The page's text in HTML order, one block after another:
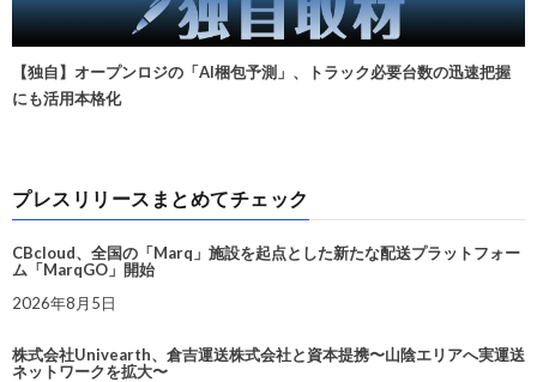
【独自】オープンロジの「AI梱包予測」、トラック必要台数の迅速把握
にも活用本格化
プレスリリースまとめてチェック
CBcloud、全国の「Marq」施設を起点とした新たな配送プラットフォー
ム「MarqGO」開始
2026年8月5日
株式会社Univearth、倉吉運送株式会社と資本提携〜山陰エリアへ実運送
ネットワークを拡大〜